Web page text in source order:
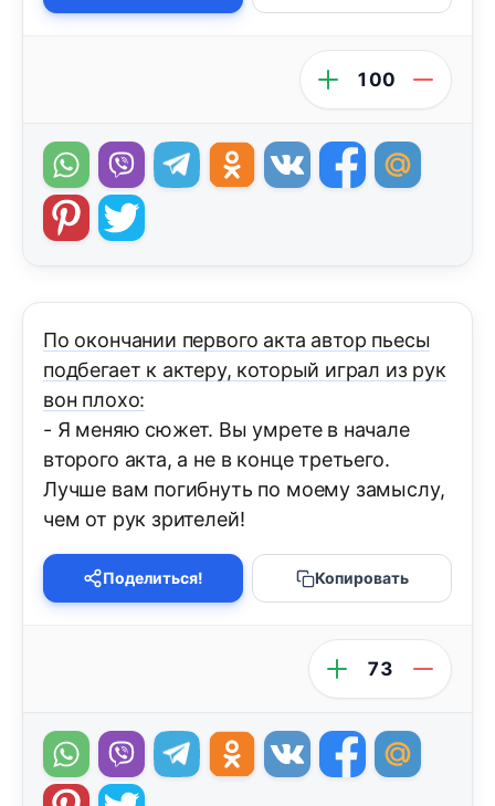
100
По окончании первого акта автор пьесы
подбегает к актеру, который играл из рук
вон плохо:
- Я меняю сюжет. Вы умрете в начале
второго акта, а не в конце третьего.
Лучше вам погибнуть по моему замыслу,
чем от рук зрителей!
Поделиться! Копировать
73